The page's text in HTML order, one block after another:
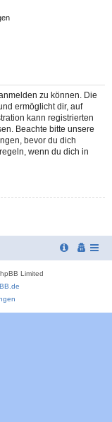
zu können. Die
ermöglicht dir, auf
kann registrierten
Beachte bitte unsere
bevor du dich
wenn du dich in
Limited